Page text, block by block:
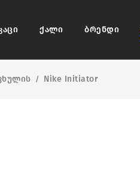
ქალი ბრენდი
/ Nike Initiator